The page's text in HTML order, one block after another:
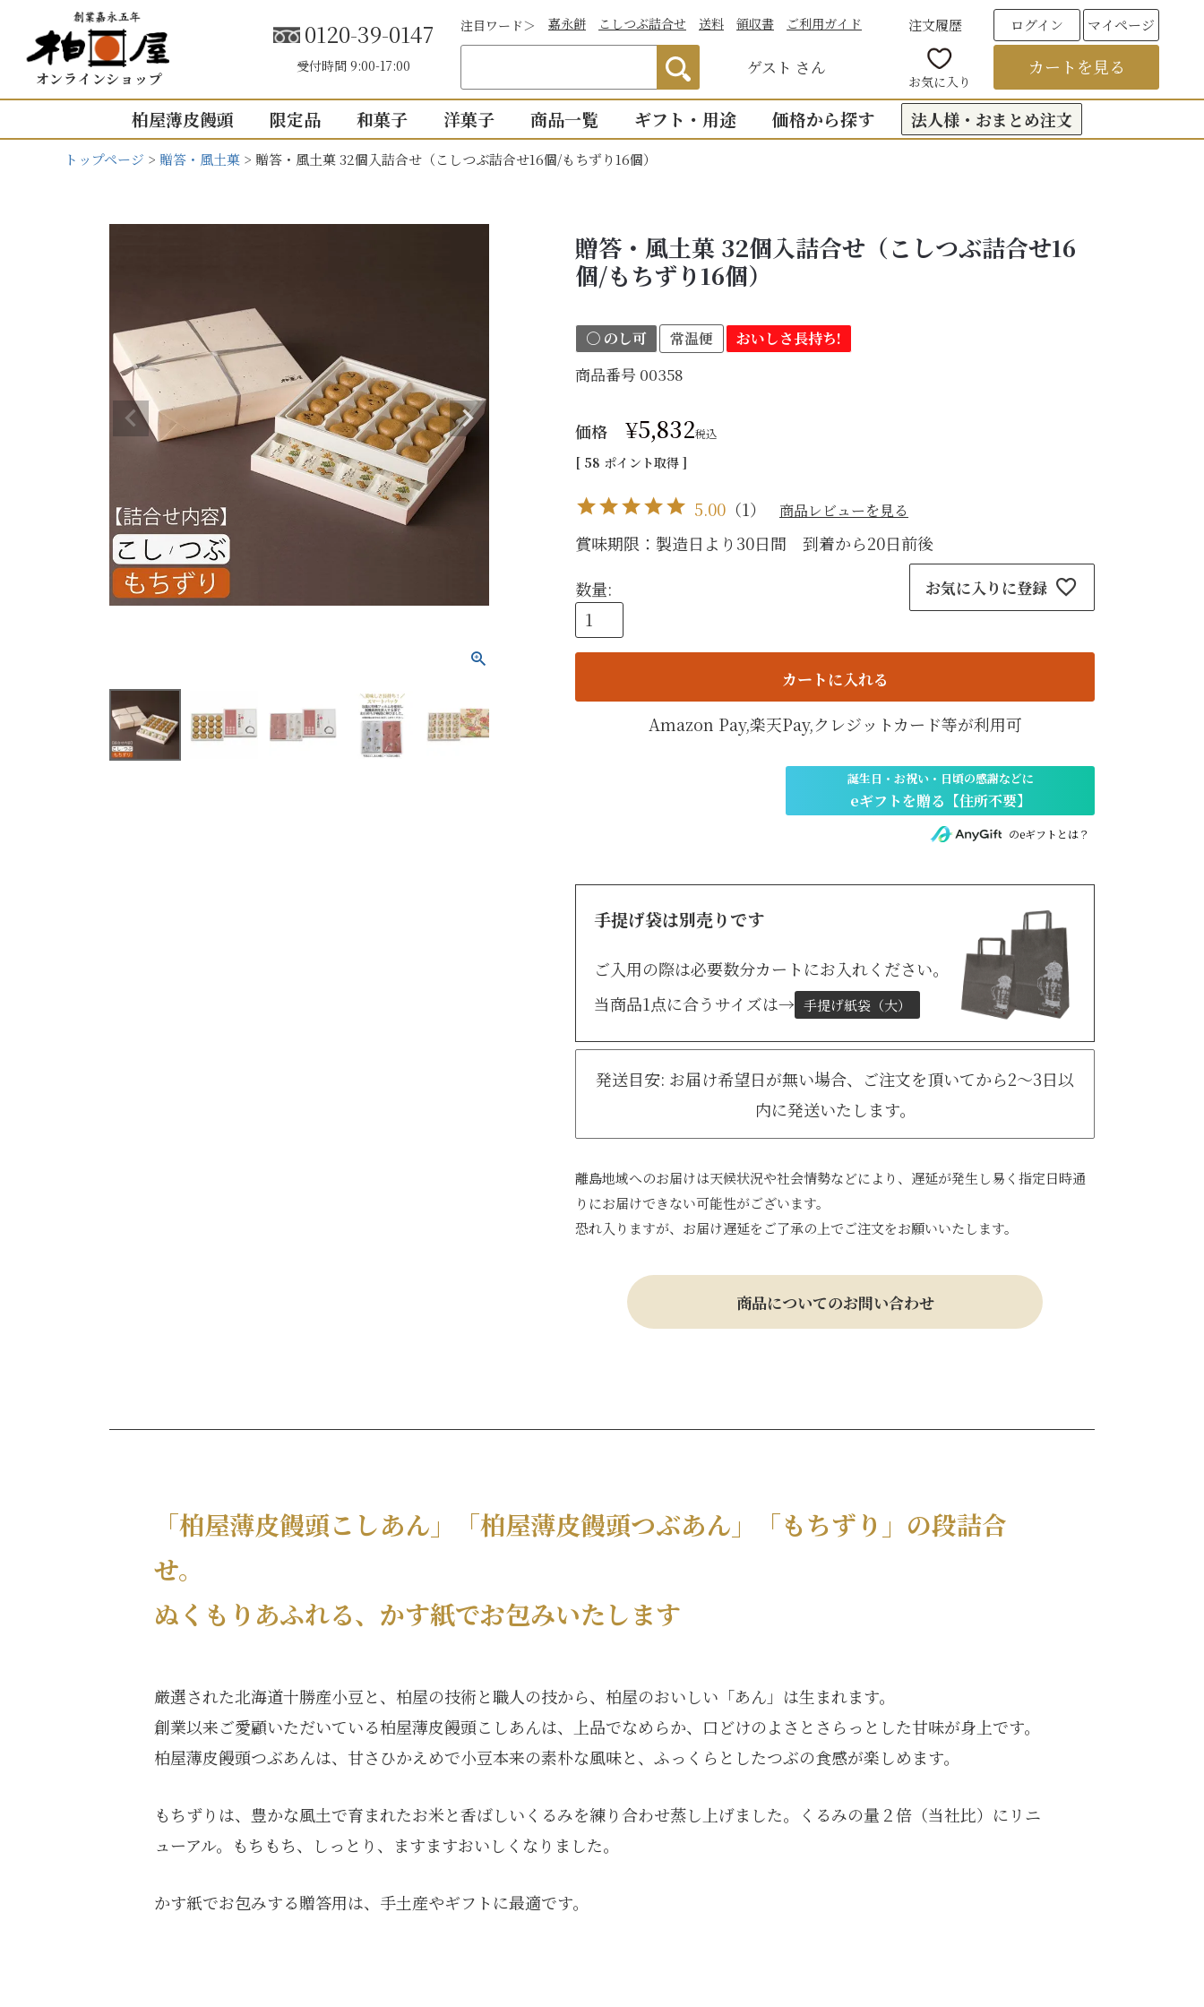
オンラインショップ
0120-39-0147
受付時間 9:00-17:00
注目ワード＞ 嘉永餅 こしつぶ詰合せ 送料 領収書 ご利用ガイド
ゲスト さん
注文履歴 ログイン マイページ
お気に入り
カートを見る
柏屋薄皮饅頭
こしあん
5個入り
8個入り
10個入り
16個入り
mini せいろ薄皮
つぶあん
mini せいろ薄皮
こし・つぶ1個ずつ
詰合せ16個入
こし・つぶ各8個
限定品 和菓子 洋菓子 商品一覧
わかりやすい説
全商品一覧
ギフト・用途
内祝い（お返し）
その他の内祝い・お返し
お祝い
出産祝い
誕生日・長寿のお祝い
法事・法要のお返し（引き出物）
お盆・お彼岸
手土産
価格から探す
3,000円台の贈りもの
5,000円台の贈りもの
法人様・おまとめ注文
トップページ 贈答・風土菓 贈答・風土菓 32個入詰合せ（こしつぶ詰合せ16個/もちずり16個）
贈答・風土菓 32個入詰合せ（こしつぶ詰合せ16
個/もちずり16個）
〇 のし可 常温便 おいしさ長持ち!
商品番号 00358
価格 ¥5,832税込
[ 58 ポイント取得 ]
5.00 （1） 商品レビューを見る
賞味期限：製造日より30日間 到着から20日前後
お気に入りに登録
カートに入れる
Amazon Pay,楽天Pay,クレジットカード等が利用可
のeギフトとは？
手提げ袋は別売りです
ご入用の際は必要数分カートにお入れください。
当商品1点に合うサイズは→ 手提げ紙袋（大）
発送目安: お届け希望日が無い場合、ご注文を頂いてから2～3日以
内に発送いたします。
離島地域へのお届けは天候状況や社会情勢などにより、遅延が発生し易く指定日時通
りにお届けできない可能性がございます。
恐れ入りますが、お届け遅延をご了承の上でご注文をお願いいたします。
商品についてのお問い合わせ
「柏屋薄皮饅頭こしあん」「柏屋薄皮饅頭つぶあん」「もちずり」の段詰合
せ。
ぬくもりあふれる、かす紙でお包みいたします
厳選された北海道十勝産小豆と、柏屋の技術と職人の技から、柏屋のおいしい「あん」は生まれます。
創業以来ご愛顧いただいている柏屋薄皮饅頭こしあんは、上品でなめらか、口どけのよさとさらっとした甘味が身上です。
柏屋薄皮饅頭つぶあんは、甘さひかえめで小豆本来の素朴な風味と、ふっくらとしたつぶの食感が楽しめます。
もちずりは、豊かな風土で育まれたお米と香ばしいくるみを練り合わせ蒸し上げました。くるみの量２倍（当社比）にリニ
ューアル。もちもち、しっとり、ますますおいしくなりました。
かす紙でお包みする贈答用は、手土産やギフトに最適です。